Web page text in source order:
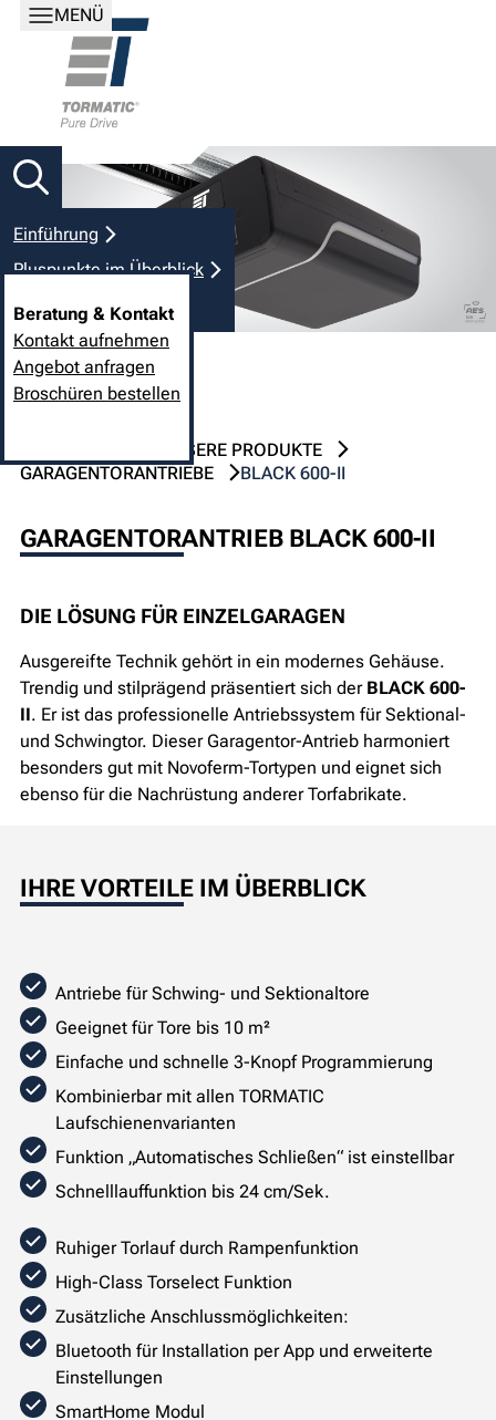
MENÜ
Einführung
Pluspunkte im Überblick
Technik und Details
Beratung & Kontakt
Kontakt aufnehmen
Angebot anfragen
Broschüren bestellen
UNSERE PRODUKTE
GARAGENTORANTRIEBE
BLACK 600-II
GARAGENTORANTRIEB BLACK 600-II
DIE LÖSUNG FÜR EINZELGARAGEN
Ausgereifte Technik gehört in ein modernes Gehäuse.
Trendig und stilprägend präsentiert sich der BLACK 600-
II. Er ist das professionelle Antriebssystem für Sektional-
und Schwingtor. Dieser Garagentor-Antrieb harmoniert
besonders gut mit Novoferm-Tortypen und eignet sich
ebenso für die Nachrüstung anderer Torfabrikate.
IHRE VORTEILE IM ÜBERBLICK
Antriebe für Schwing- und Sektionaltore
Geeignet für Tore bis 10 m²
Einfache und schnelle 3-Knopf Programmierung
Kombinierbar mit allen TORMATIC
Laufschienenvarianten
Funktion „Automatisches Schließen“ ist einstellbar
Schnelllauffunktion bis 24 cm/Sek.
Ruhiger Torlauf durch Rampenfunktion
High-Class Torselect Funktion
Zusätzliche Anschlussmöglichkeiten:
Bluetooth für Installation per App und erweiterte
Einstellungen
SmartHome Modul